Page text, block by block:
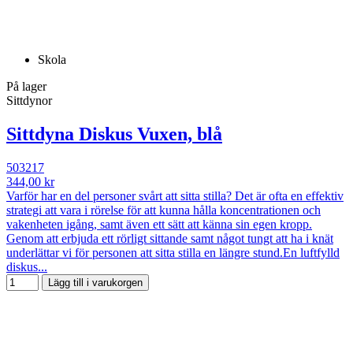
Skola
På lager
Sittdynor
Sittdyna Diskus Vuxen, blå
503217
344,00 kr
Varför har en del personer svårt att sitta stilla? Det är ofta en effektiv
strategi att vara i rörelse för att kunna hålla koncentrationen och
vakenheten igång, samt även ett sätt att känna sin egen kropp.
Genom att erbjuda ett rörligt sittande samt något tungt att ha i knät
underlättar vi för personen att sitta stilla en längre stund.En luftfylld
diskus...
Lägg till i varukorgen